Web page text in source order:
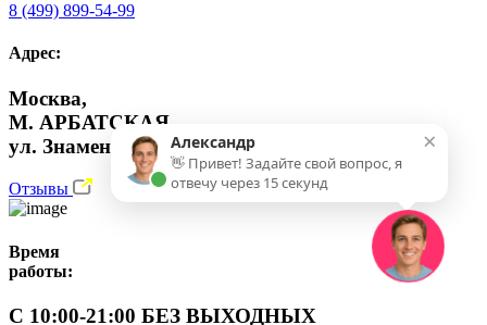
8 (499) 899-54-99
Адрес:
Москва,
М. АРБАТСКАЯ,
ул. Знаменка 15
Отзывы
Время
работы:
С 10:00-21:00 БЕЗ ВЫХОДНЫХ
×
Александр
👋 Привет! Задайте свой вопрос, я
отвечу через 15 секунд